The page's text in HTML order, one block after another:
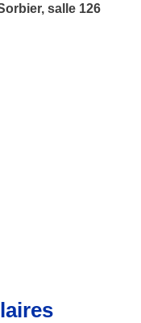
salle 126